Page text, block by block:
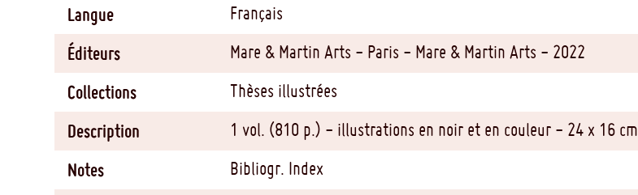
Langue Français
Éditeurs Mare & Martin Arts - Paris - Mare & Martin Arts - 2022
Collections Thèses illustrées
Description 1 vol. (810 p.) - illustrations en noir et en couleur - 24 x 16 cm
Notes Bibliogr. Index